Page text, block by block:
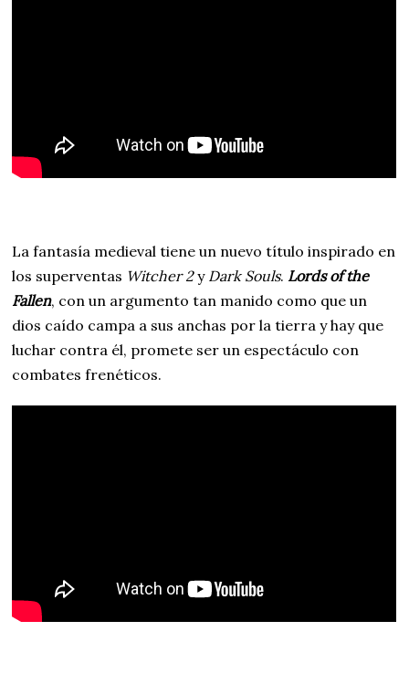
La fantasía medieval tiene un nuevo título inspirado en
los superventas Witcher 2y Dark Souls. Lords of the
Fallen, con un argumento tan manido como que un
dios caído campa a sus anchas por la tierra y hay que
luchar contra él, promete ser un espectáculo con
combates frenéticos.